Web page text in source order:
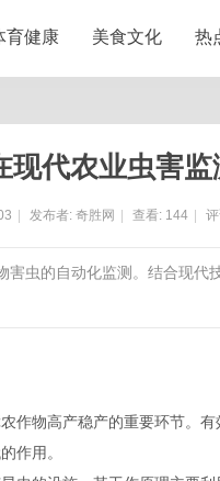
育健康 美食文化 热
现代农业虫害
发布者: 奇胜网 查看: 144
害虫的自动化监测。结合现代
作物高产稳产的重要环节。
作用。